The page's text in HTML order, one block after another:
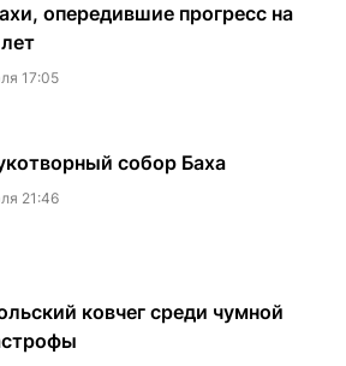
опередившие прогресс на
17:05
собор Баха
21:46
ковчег среди чумной